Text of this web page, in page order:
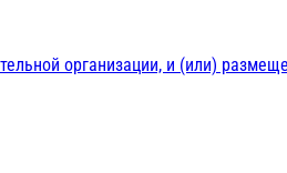
организации, и (или)